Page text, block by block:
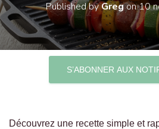
Published byGregon10
S’ABONNER AUX
Découvrez une recette simple et